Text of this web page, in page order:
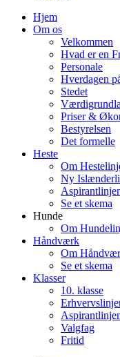
Hjem
Om os
Velkommen
Hvad er en
Personale
Hverdagen
Stedet
Priser &
Bestyrelsen
Det formelle
Heste
Om
Ny
Se et skema
Hunde
Om
Håndværk
Om
Se et skema
Klasser
10. klasse
Valgfag
Fritid